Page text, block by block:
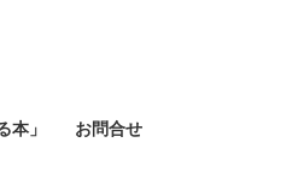
本」 お問合せ